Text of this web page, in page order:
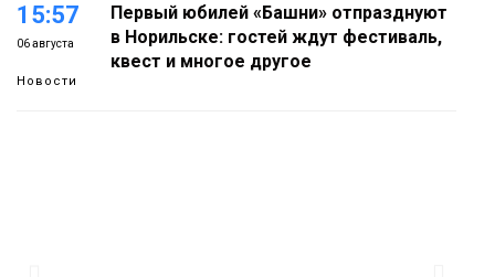
15:57
06 августа
Новости
Первый юбилей «Башни» отпразднуют
в Норильске: гостей ждут фестиваль,
квест и многое другое